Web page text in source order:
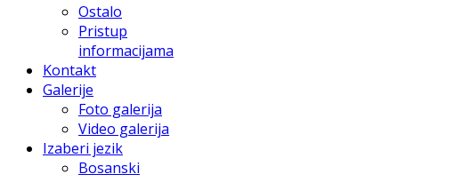
Ostalo
Pristup
informacijama
Kontakt
Galerije
Foto galerija
Video galerija
Izaberi jezik
Bosanski